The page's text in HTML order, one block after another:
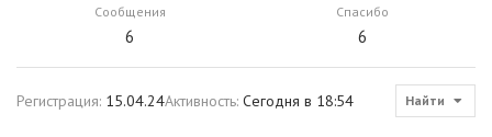
Сообщения
6
Спасибо
6
Регистрация 15.04.24Активность Сегодня в 18:54 Найти